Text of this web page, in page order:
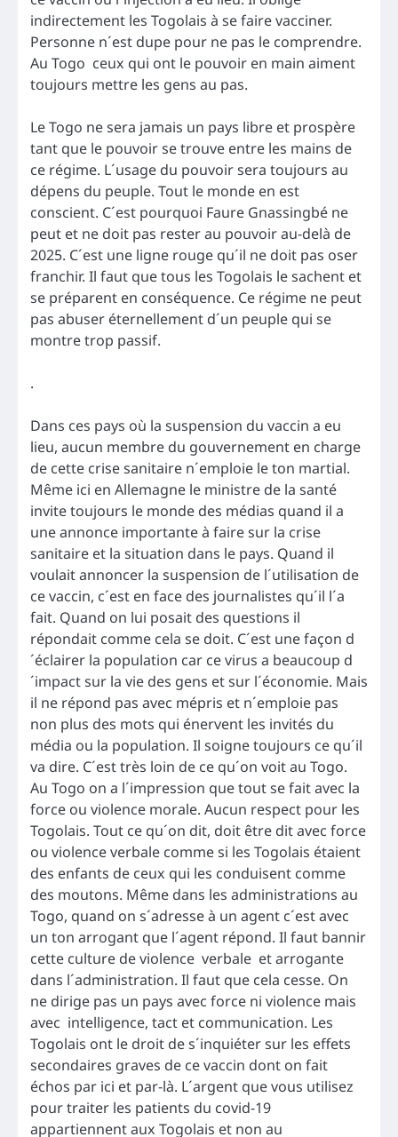
indirectement les Togolais à se faire vacciner.
Personne n´est dupe pour ne pas le comprendre.
Au Togo ceux qui ont le pouvoir en main aiment
toujours mettre les gens au pas.
Le Togo ne sera jamais un pays libre et prospère
tant que le pouvoir se trouve entre les mains de
ce régime. L´usage du pouvoir sera toujours au
dépens du peuple. Tout le monde en est
conscient. C´est pourquoi Faure Gnassingbé ne
peut et ne doit pas rester au pouvoir au-delà de
2025. C´est une ligne rouge qu´il ne doit pas oser
franchir. Il faut que tous les Togolais le sachent et
se préparent en conséquence. Ce régime ne peut
pas abuser éternellement d´un peuple qui se
montre trop passif.
.
Dans ces pays où la suspension du vaccin a eu
lieu, aucun membre du gouvernement en charge
de cette crise sanitaire n´emploie le ton martial.
Même ici en Allemagne le ministre de la santé
invite toujours le monde des médias quand il a
une annonce importante à faire sur la crise
sanitaire et la situation dans le pays. Quand il
voulait annoncer la suspension de l´utilisation de
ce vaccin, c´est en face des journalistes qu´il l´a
fait. Quand on lui posait des questions il
répondait comme cela se doit. C´est une façon d
´éclairer la population car ce virus a beaucoup d
´impact sur la vie des gens et sur l´économie. Mais
il ne répond pas avec mépris et n´emploie pas
non plus des mots qui énervent les invités du
média ou la population. Il soigne toujours ce qu´il
va dire. C´est très loin de ce qu´on voit au Togo.
Au Togo on a l´impression que tout se fait avec la
force ou violence morale. Aucun respect pour les
Togolais. Tout ce qu´on dit, doit être dit avec force
ou violence verbale comme si les Togolais étaient
des enfants de ceux qui les conduisent comme
des moutons. Même dans les administrations au
Togo, quand on s´adresse à un agent c´est avec
un ton arrogant que l´agent répond. Il faut bannir
cette culture de violence verbale et arrogante
dans l´administration. Il faut que cela cesse. On
ne dirige pas un pays avec force ni violence mais
avec intelligence, tact et communication. Les
Togolais ont le droit de s´inquiéter sur les effets
secondaires graves de ce vaccin dont on fait
échos par ici et par-là. L´argent que vous utilisez
pour traiter les patients du covid-19
appartiennent aux Togolais et non au